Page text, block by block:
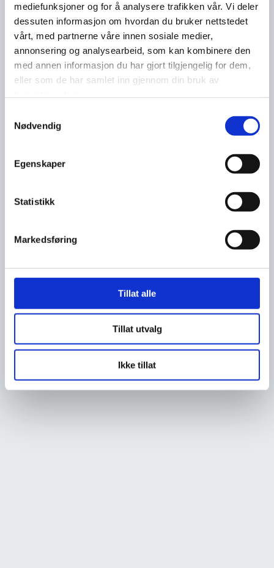
mediefunksjoner og for å analysere trafikken vår. Vi deler
dessuten informasjon om hvordan du bruker nettstedet
vårt, med partnerne våre innen sosiale medier,
annonsering og analysearbeid, som kan kombinere den
med annen informasjon du har gjort tilgjengelig for dem,
eller som de har samlet inn gjennom din bruk av
Nødvendig
Egenskaper
Statistikk
Markedsføring
Tillat alle
Tillat utvalg
Ikke tillat